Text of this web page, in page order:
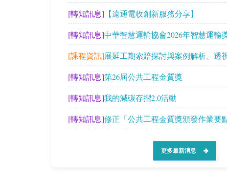
碩士學分班」115學年度第一學期招生
[轉知訊息] 【遠通電收創新服務分享】
[轉知訊息]中華智慧運輸協會2026年智慧運輸
[課程資訊]展延工期索賠探討與案例解析、透
議解析
[轉知訊息]第26屆公共工程金質獎
[轉知訊息]我的減碳存摺2.0活動
[轉知訊息]修正「公共工程金質獎頒發作業要
更多最新消息